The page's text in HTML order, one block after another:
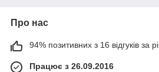
Про нас
94% позитивних з 16 відгуків за
Працює з 26.09.2016